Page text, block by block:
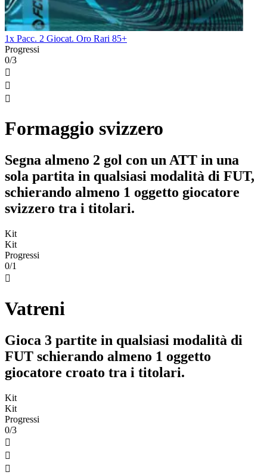
1x Pacc. 2 Giocat. Oro Rari 85+
Progressi
0/3



Formaggio svizzero
Segna almeno 2 gol con un ATT in una
sola partita in qualsiasi modalità di FUT,
schierando almeno 1 oggetto giocatore
svizzero tra i titolari.
Kit
Kit
Progressi
0/1

Vatreni
Gioca 3 partite in qualsiasi modalità di
FUT schierando almeno 1 oggetto
giocatore croato tra i titolari.
Kit
Kit
Progressi
0/3


